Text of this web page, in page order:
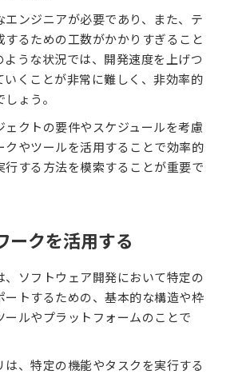
エンジニアが必要であり、また、テ
するための工数がかかりすぎること
ような状況では、開発速度を上げつ
いくことが非常に難しく、非効率的
ょう。
ェクトの要件やスケジュールを考慮
クやツールを活用することで効率的
行する方法を模索することが重要で
ークを活用する
、ソフトウェア開発において特定の
ートするための、基本的な構造や枠
ールやプラットフォームのことで
は、特定の機能やタスクを実行する